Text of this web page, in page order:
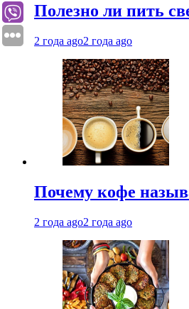
Полезно ли пить
2 года ago2 года ago
Почему кофе
2 года ago2 года ago